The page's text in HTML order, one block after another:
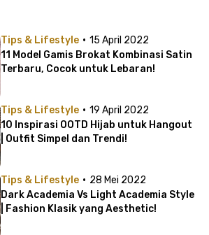
Tips & Lifestyle · 15 April 2022
11 Model Gamis Brokat Kombinasi Satin
Terbaru, Cocok untuk Lebaran!
Tips & Lifestyle · 19 April 2022
10 Inspirasi OOTD Hijab untuk Hangout
| Outfit Simpel dan Trendi!
Tips & Lifestyle · 28 Mei 2022
Dark Academia Vs Light Academia Style
| Fashion Klasik yang Aesthetic!